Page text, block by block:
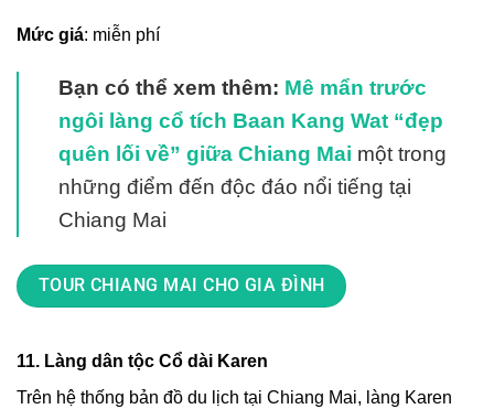
Mức giá: miễn phí
Bạn có thể xem thêm: Mê mẩn trước
ngôi làng cổ tích Baan Kang Wat “đẹp
quên lối về” giữa Chiang Mai một trong
những điểm đến độc đáo nổi tiếng tại
Chiang Mai
TOUR CHIANG MAI CHO GIA ĐÌNH
11. Làng dân tộc Cổ dài Karen
Trên hệ thống bản đồ du lịch tại Chiang Mai, làng Karen